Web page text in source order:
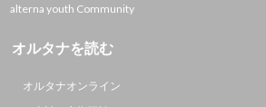
alterna youth Community
オルタナを読む
オルタナオンライン